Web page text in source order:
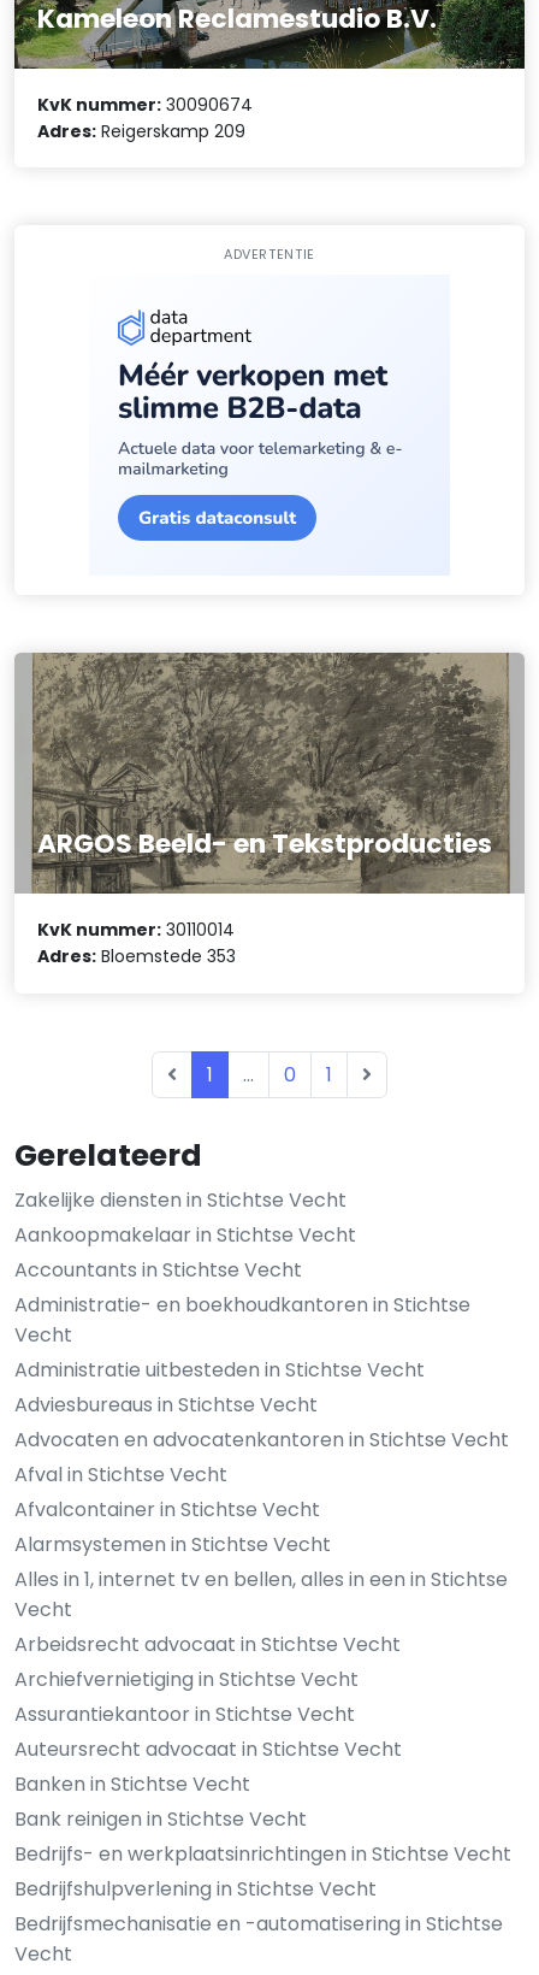
Gerelateerd
Zakelijke diensten in Stichtse Vecht
Aankoopmakelaar in Stichtse Vecht
Accountants in Stichtse Vecht
Administratie- en boekhoudkantoren in Stichtse
Vecht
Administratie uitbesteden in Stichtse Vecht
Adviesbureaus in Stichtse Vecht
Advocaten en advocatenkantoren in Stichtse Vecht
Afval in Stichtse Vecht
Afvalcontainer in Stichtse Vecht
Alarmsystemen in Stichtse Vecht
Alles in 1, internet tv en bellen, alles in een in Stichtse
Vecht
Arbeidsrecht advocaat in Stichtse Vecht
Archiefvernietiging in Stichtse Vecht
Assurantiekantoor in Stichtse Vecht
Auteursrecht advocaat in Stichtse Vecht
Banken in Stichtse Vecht
Bank reinigen in Stichtse Vecht
Bedrijfs- en werkplaatsinrichtingen in Stichtse Vecht
Bedrijfshulpverlening in Stichtse Vecht
Bedrijfsmechanisatie en -automatisering in Stichtse
Vecht
Kameleon Reclamestudio B.V.
KvK nummer: 30090674
Adres: Reigerskamp 209
ADVERTENTIE
ARGOS Beeld- en Tekstproducties
KvK nummer: 30110014
Adres: Bloemstede 353
1 ... 0 1